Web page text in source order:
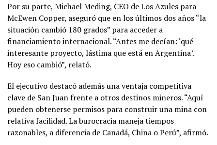
Por su parte, Michael Meding, CEO de Los Azules para
McEwen Copper, aseguró que en los últimos dos años “la
situación cambió 180 grados” para acceder a
financiamiento internacional. “Antes me decían: ‘qué
interesante proyecto, lástima que está en Argentina’.
Hoy eso cambió”, relató.
El ejecutivo destacó además una ventaja competitiva
clave de San Juan frente a otros destinos mineros. “Aquí
pueden obtenerse permisos para construir una mina con
relativa facilidad. La burocracia maneja tiempos
razonables, a diferencia de Canadá, China o Perú”, afirmó.